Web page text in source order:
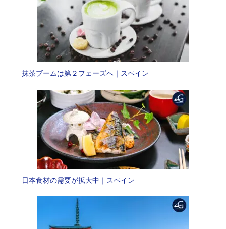
抹茶ブームは第２フェーズへ｜スペイン
日本食材の需要が拡大中｜スペイン